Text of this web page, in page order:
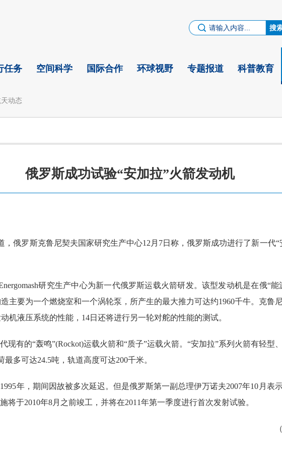
任务 空间科学 国际合作 环球视野 专题报道 科普教育
动态
俄罗斯成功试验“安加拉”火箭发动机
，俄罗斯克鲁尼契夫国家研究生产中心12月7日称，俄罗斯成功进行了新一代
研究生产中心为新一代俄罗斯运载火箭研发。该型发动机是在俄“
主要为一个燃烧室和一个涡轮泵，所产生的最大推力可达约1960千牛。克鲁
机液压系统的性能，14日还将进行另一轮对舵的性能的测试。
现有的“轰鸣”(Rockot)运载火箭和“质子”运载火箭。“安加拉”系列火箭有轻型
多可达24.5吨，轨道高度可达200千米。
年，期间因故被多次延迟。但是俄罗斯第一副总理伊万诺夫2007年10月表
将于2010年8月之前竣工，并将在2011年第一季度进行首次发射试验。